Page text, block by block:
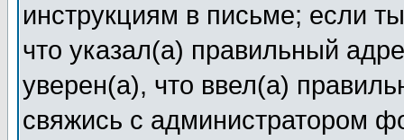
инструкциям в письме; если
что указал(а) правильный
уверен(а), что ввел(а)
свяжись с администратором